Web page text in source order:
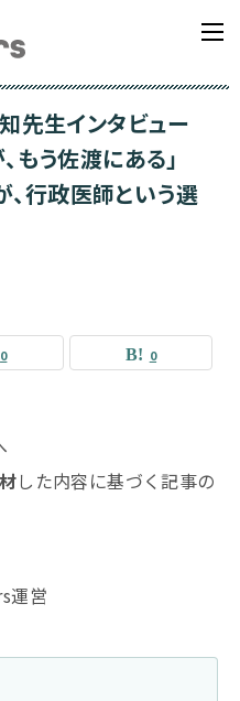
先生インタビュー
もう佐渡にある」
行政医師という選
0 0
した内容に基づく記事の
運営